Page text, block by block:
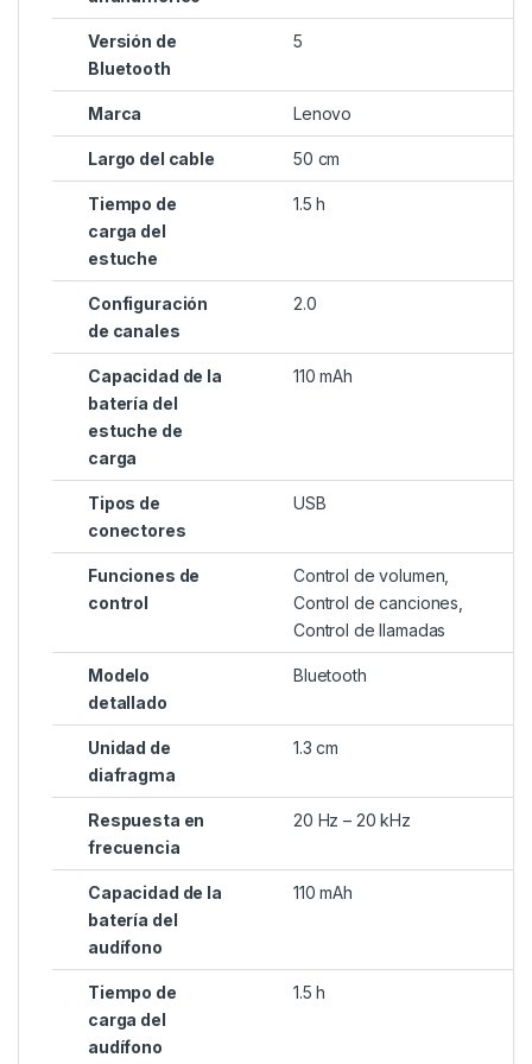
Versión de
Bluetooth
5
Marca Lenovo
Largo del cable 50 cm
Tiempo de
carga del
estuche
1.5 h
Configuración
de canales
2.0
Capacidad de la
batería del
estuche de
carga
110 mAh
Tipos de
conectores
USB
Funciones de
control
Control de volumen,
Control de canciones,
Control de llamadas
Modelo
detallado
Bluetooth
Unidad de
diafragma
1.3 cm
Respuesta en
frecuencia
20 Hz – 20 kHz
Capacidad de la
batería del
audífono
110 mAh
Tiempo de
carga del
audífono
1.5 h